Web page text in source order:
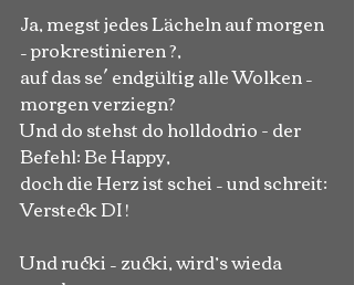
Ja, megst jedes Lächeln auf morgen
– prokrestinieren ?,
auf das se´ endgültig alle Wolken –
morgen verziegn?
Und do stehst do holldodrio - der
Befehl: Be Happy,
doch die Herz ist schei – und schreit:
Versteck DI !
Und rucki – zucki, wird’s wieda